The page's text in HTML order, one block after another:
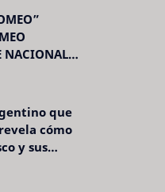
NACIONAL
que
cómo
y sus